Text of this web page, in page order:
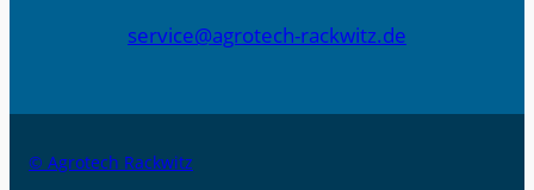
service@agrotech-rackwitz.de
© Agrotech Rackwitz